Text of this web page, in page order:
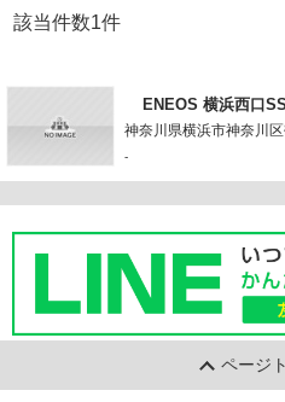
該当件数1件
ENEOS 横浜西口SS
神奈川県横浜市神奈川
-
ページ